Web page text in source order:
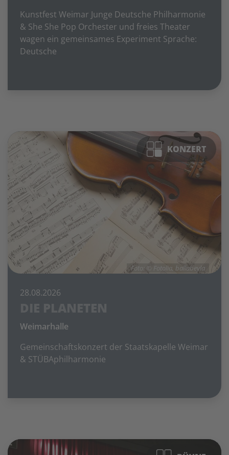
Kunstfest Weimar Junge Deutsche Philharmonie
& She She Pop Orchester und freies Theater
wagen ein gemeinsames Experiment Sprache:
Deutsche
KONZERT
Foto: © Fotolia, ballabeyla
28.08.2026
Weimarhalle
Gemeinschaftskonzert der Staatskapelle Weimar
& STÜBAphilharmonie